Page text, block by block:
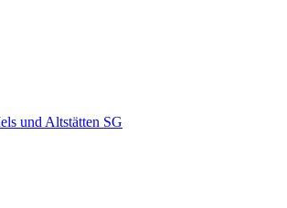
und Altstätten SG